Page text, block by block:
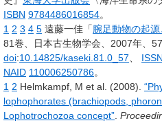
ISBN 9784486016854。
1 2 3 4 5 遠藤一佳「腕足動物の起
81巻、日本古生物学会、2007年、
doi:10.14825/kaseki.81.0_57 ISSN
NAID 110006250786。
1 2 Helmkampf, M et al. (2008).
lophophorates (brachiopods,
Lophotrochozoa concept”